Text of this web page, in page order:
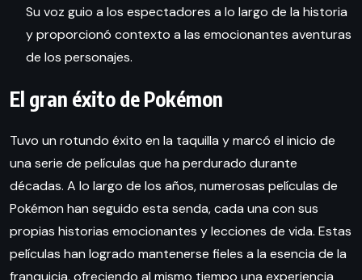
Su voz guio a los espectadores a lo largo de la historia
y proporcionó contexto a las emocionantes aventuras
de los personajes.
El gran éxito de Pokémon
Tuvo un rotundo éxito en la taquilla y marcó el inicio de
una serie de películas que ha perdurado durante
décadas. A lo largo de los años, numerosas películas de
Pokémon han seguido esta senda, cada una con sus
propias historias emocionantes y lecciones de vida. Estas
películas han logrado mantenerse fieles a la esencia de la
franquicia, ofreciendo al mismo tiempo una experiencia